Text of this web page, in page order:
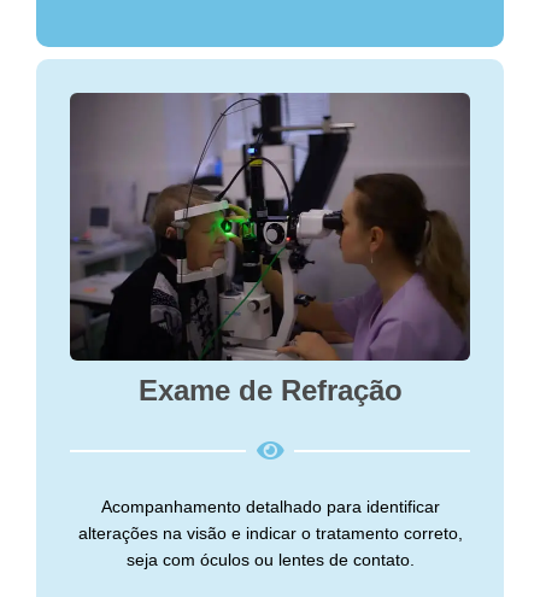
Exame de Refração
Acompanhamento detalhado para identificar
alterações na visão e indicar o tratamento correto,
seja com óculos ou lentes de contato.